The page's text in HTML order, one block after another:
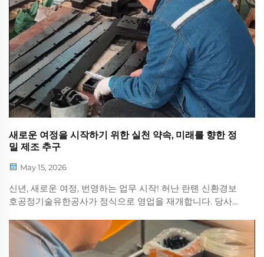
새로운 여정을 시작하기 위한 실천 약속, 미래를 향한 정
밀 제조 추구
May 15, 2026
신년, 새로운 여정, 번영하는 업무 시작! 허난 란톈 신환경보
호공정기술유한공사가 정식으로 영업을 재개합니다. 당사는
리하고 고품질의 제품을 정성스럽게 제작합니다...